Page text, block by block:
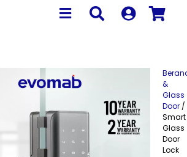
&
Glass
Door /
Smart
Glass
Door
Lock